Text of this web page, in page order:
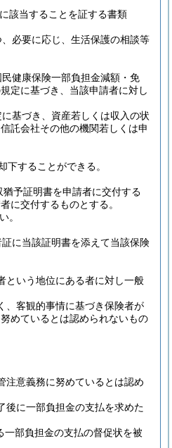
該当することを証する書類
必要に応じ、生活保護の相談等
健康保険一部負担金減額・免
定に基づき、当該申請者に対し
基づき、資産若しくは収入の状
託会社その他の機関若しくは申
することができる。
予証明書を申請者に交付する
に交付するものとする。
。
に当該証明書を添えて当該保険
という地位にある者に対し一般
、客観的事情に基づき保険者が
めているとは認められないもの
注意義務に努めているとは認め
後に一部負担金の支払を求めた
部負担金の支払の督促状を被